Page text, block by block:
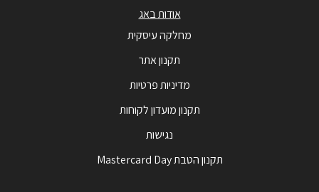
אודות באג
מחלקה עיסקית
תקנון אתר
מדיניות פרטיות
תקנון מועדון לקוחות
נגישות
תקנון הטבת Mastercard Day